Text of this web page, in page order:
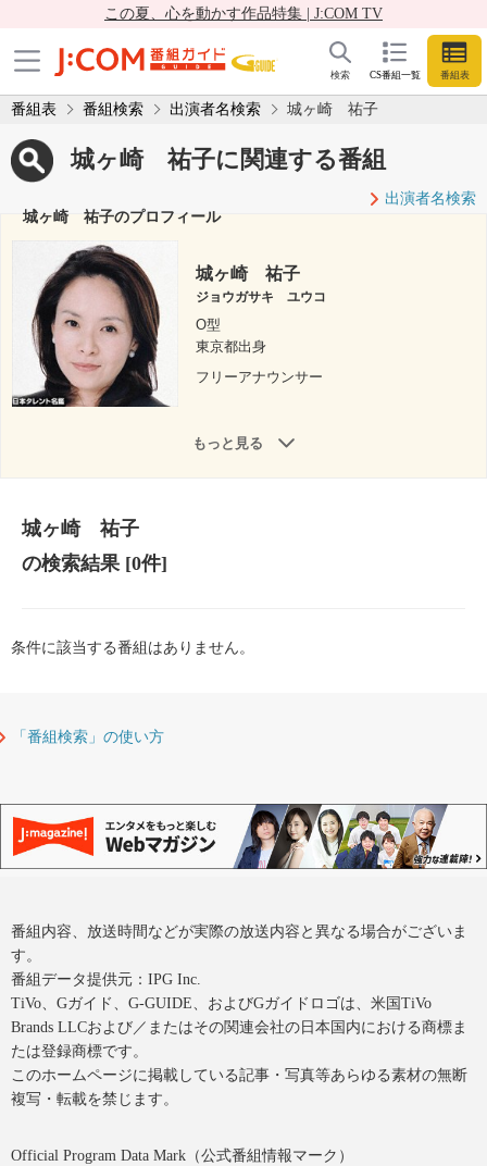
この夏、心を動かす作品特集 | J:COM TV
CS番組一覧 番組表
検索
番組表 番組検索 出演者名検索 城ヶ崎 祐子
城ヶ崎 祐子に関連する番組
出演者名検索
城ヶ崎 祐子のプロフィール
城ヶ崎 祐子
ジョウガサキ ユウコ
O型
東京都出身
フリーアナウンサー
もっと見る
城ヶ崎 祐子
の検索結果[0件]
条件に該当する番組はありません。
「番組検索」の使い方
番組内容、放送時間などが実際の放送内容と異なる場合がございま
す。
番組データ提供元：IPG Inc.
TiVo、Gガイド、G-GUIDE、およびGガイドロゴは、米国TiVo
Brands LLCおよび／またはその関連会社の日本国内における商標ま
たは登録商標です。
このホームページに掲載している記事・写真等あらゆる素材の無断
複写・転載を禁じます。
Official Program Data Mark（公式番組情報マーク）